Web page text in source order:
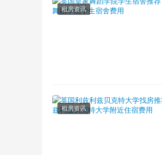
租房资讯
租房资讯